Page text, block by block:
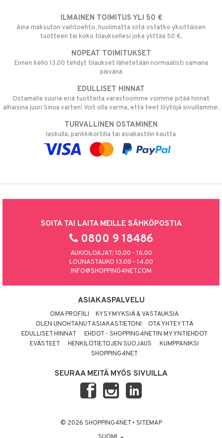
ILMAINEN TOIMITUS YLI 50 €
Aina maksuton vaihtoehto, huolimatta siitä ostatko yksittäisen
tuotteen tai koko tilauksellesi joka ylittää 50 €.
NOPEAT TOIMITUKSET
Ennen kello 13.00 tehdyt tilaukset lähetetään normaalisti samana
päivänä
EDULLISET HINNAT
Ostamalla suuria eriä tuotteita varastoomme voimme pitää hinnat
alhaisina juuri Sinua varten! Voit olla varma, että teet löytöjä sivuillamme.
TURVALLINEN OSTAMINEN
laskulla, pankkikortilla tai asiakastilin kautta
SOITA TAI LAITA MEILLE SÄHKÖPOSTIA
0800 9 18486
AUKIOLOAJAT: 10.00 - 16.00
LOUNASTAUKO 13.00 - 14.00
INFO@SHOPPING4NET.COM
ASIAKASPALVELU
OMA PROFIILI
KYSYMYKSIÄ & VASTAUKSIA
OLEN UNOHTANUT ASIAKASTIETONI
OTA YHTEYTTÄ
EDULLISET HINNAT
EHDOT - SHOPPING4NETIN MYYNTIEHDOT
EVÄSTEET
HENKILÖTIETOJEN SUOJAUS
KUMPPANIKSI
SHOPPING4NET
SEURAA MEITÄ MYÖS SIVUILLA
© 2026 SHOPPING4NET • SITEMAP